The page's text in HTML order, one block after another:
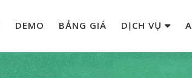
DEMO BẢNG GIÁ DỊCH VỤ